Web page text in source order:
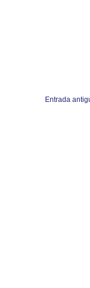
Entrada